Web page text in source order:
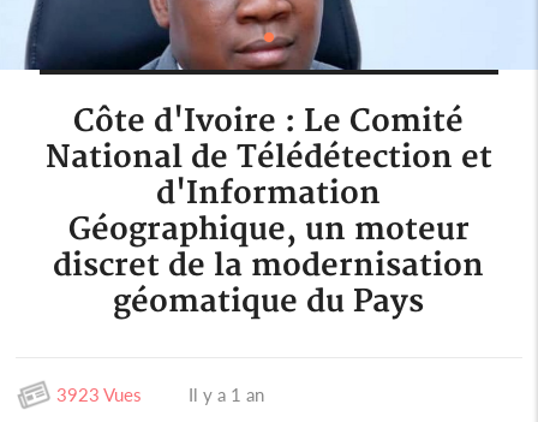
Côte d'Ivoire : Le Comité
National de Télédétection et
d'Information
Géographique, un moteur
discret de la modernisation
géomatique du Pays
3923 Vues Il y a 1 an